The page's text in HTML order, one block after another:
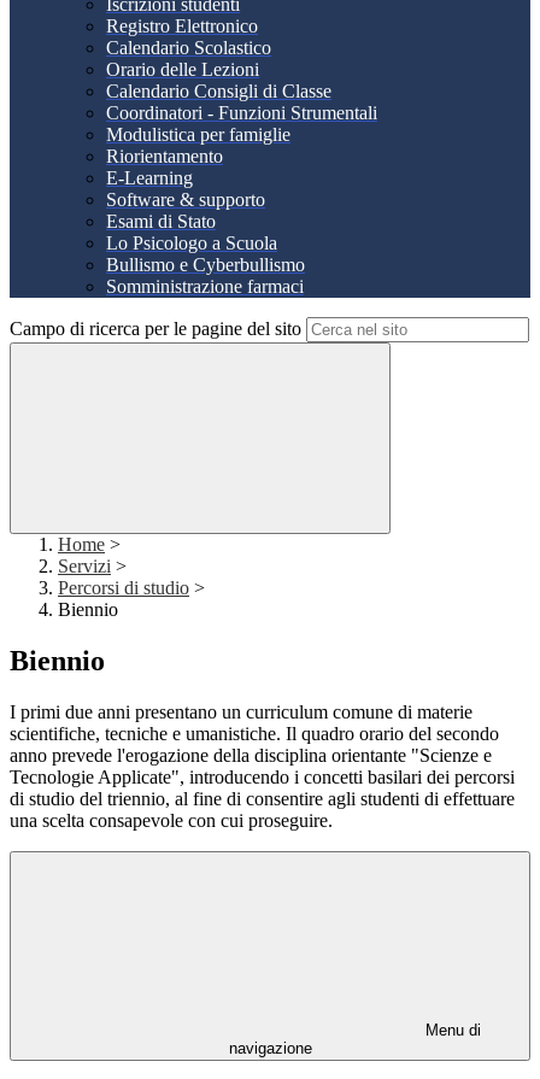
Iscrizioni studenti
Registro Elettronico
Calendario Scolastico
Orario delle Lezioni
Calendario Consigli di Classe
Coordinatori - Funzioni Strumentali
Modulistica per famiglie
Riorientamento
E-Learning
Software & supporto
Esami di Stato
Lo Psicologo a Scuola
Bullismo e Cyberbullismo
Somministrazione farmaci
Campo di ricerca per le pagine del sito
Home >
Servizi >
Percorsi di studio >
Biennio
Biennio
I primi due anni presentano un curriculum comune di materie
scientifiche, tecniche e umanistiche. Il quadro orario del secondo
anno prevede l'erogazione della disciplina orientante "Scienze e
Tecnologie Applicate", introducendo i concetti basilari dei percorsi
di studio del triennio, al fine di consentire agli studenti di effettuare
una scelta consapevole con cui proseguire.
Menu di
navigazione